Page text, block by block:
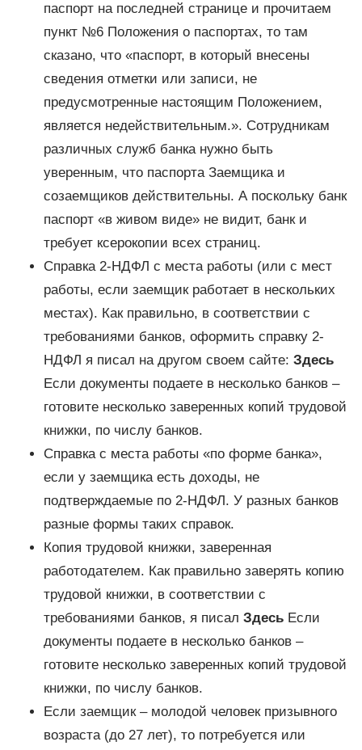
паспорт на последней странице и прочитаем
пункт №6 Положения о паспортах, то там
сказано, что «паспорт, в который внесены
сведения отметки или записи, не
предусмотренные настоящим Положением,
является недействительным.». Сотрудникам
различных служб банка нужно быть
уверенным, что паспорта Заемщика и
созаемщиков действительны. А поскольку банк
паспорт «в живом виде» не видит, банк и
требует ксерокопии всех страниц.
Справка 2-НДФЛ с места работы (или с мест
работы, если заемщик работает в нескольких
местах). Как правильно, в соответствии с
требованиями банков, оформить справку 2-
НДФЛ я писал на другом своем сайте: Здесь
Если документы подаете в несколько банков –
готовите несколько заверенных копий трудовой
книжки, по числу банков.
Справка с места работы «по форме банка»,
если у заемщика есть доходы, не
подтверждаемые по 2-НДФЛ. У разных банков
разные формы таких справок.
Копия трудовой книжки, заверенная
работодателем. Как правильно заверять копию
трудовой книжки, в соответствии с
требованиями банков, я писал ЗдесьЕсли
документы подаете в несколько банков –
готовите несколько заверенных копий трудовой
книжки, по числу банков.
Если заемщик – молодой человек призывного
возраста (до 27 лет), то потребуется или